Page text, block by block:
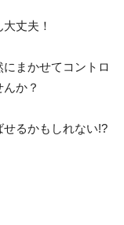
丈夫！
まかせてコントロ
か？
るかもしれない!?